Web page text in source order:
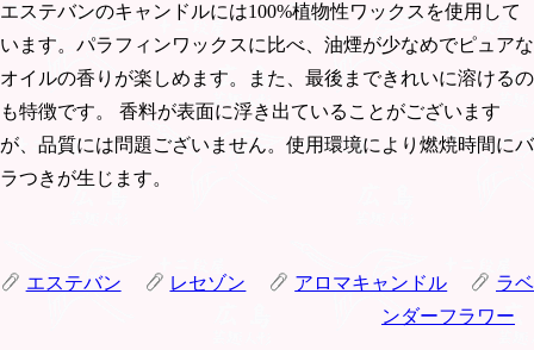
エステバンのキャンドルには100%植物性ワックスを使用して
います。パラフィンワックスに比べ、油煙が少なめでピュアな
オイルの香りが楽しめます。また、最後まできれいに溶けるの
も特徴です。 香料が表面に浮き出ていることがございます
が、品質には問題ございません。使用環境により燃焼時間にバ
ラつきが生じます。
エステバン レセゾン アロマキャンドル
ラベ
ンダーフラワー